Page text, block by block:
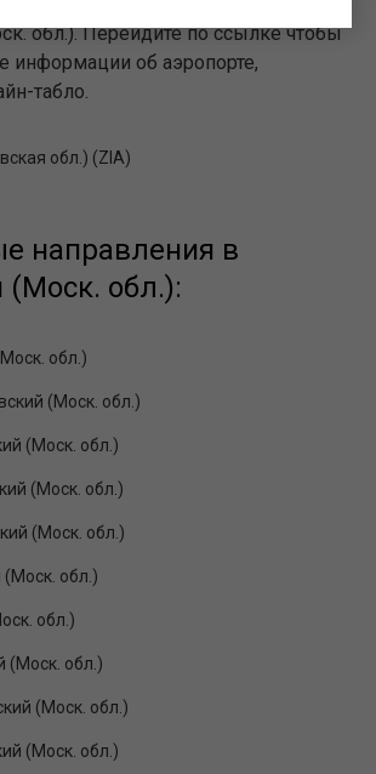
обл.). Перейдите по ссылке чтобы
информации об аэропорте,
табло.
обл.) (ZIA)
направления в
обл.):
обл.)
(Моск. обл.)
(Моск. обл.)
(Моск. обл.)
(Моск. обл.)
(Моск. обл.)
обл.)
(Моск. обл.)
(Моск. обл.)
(Моск. обл.)